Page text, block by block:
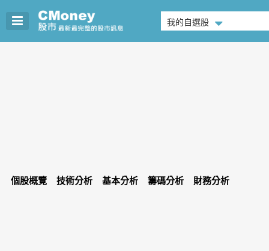
我的自選股
個股概覽 技術分析 基本分析 籌碼分析 財務分析